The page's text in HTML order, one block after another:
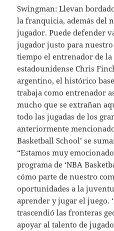
Swingman: Llevan
la franquicia, además del
jugador. Puede defender
jugador justo para
tiempo el entrenador de
estadounidense Chris
argentino, el histórico
trabaja como entrenador
mucho que se extrañan
todo las jugadas de los
anteriormente
Basketball School’ se
“Estamos muy
programa de ‘NBA
cómo parte de nuestro
oportunidades a la
aprender y jugar el juego.
trascendió las fronteras
apoyar al talento de